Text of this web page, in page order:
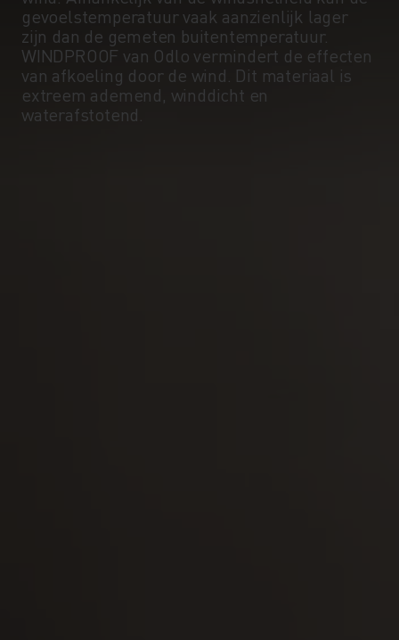
gevoelstemperatuur vaak aanzienlijk lager
zijn dan de gemeten buitentemperatuur.
WINDPROOF van Odlo vermindert de effecten
van afkoeling door de wind. Dit materiaal is
extreem ademend, winddicht en
waterafstotend.